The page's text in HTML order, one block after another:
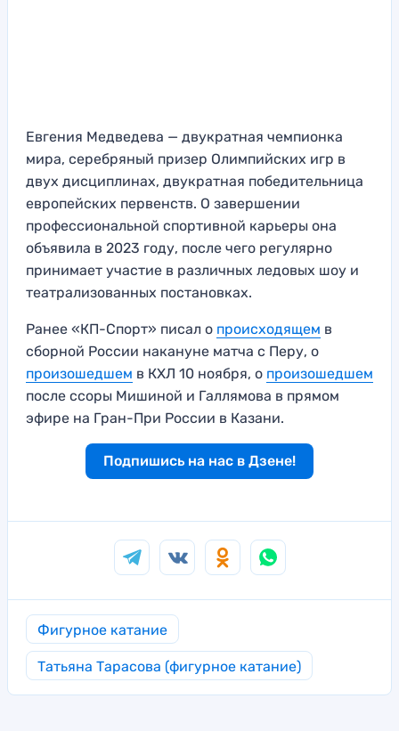
Евгения Медведева — двукратная чемпионка
мира, серебряный призер Олимпийских игр в
двух дисциплинах, двукратная победительница
европейских первенств. О завершении
профессиональной спортивной карьеры она
объявила в 2023 году, после чего регулярно
принимает участие в различных ледовых шоу и
театрализованных постановках.
Ранее «КП-Спорт» писал о происходящем в
сборной России накануне матча с Перу, о
произошедшем в КХЛ 10 ноября, о произошедшем
после ссоры Мишиной и Галлямова в прямом
эфире на Гран-При России в Казани.
Подпишись на нас в Дзене!
Фигурное катание
Татьяна Тарасова (фигурное катание)